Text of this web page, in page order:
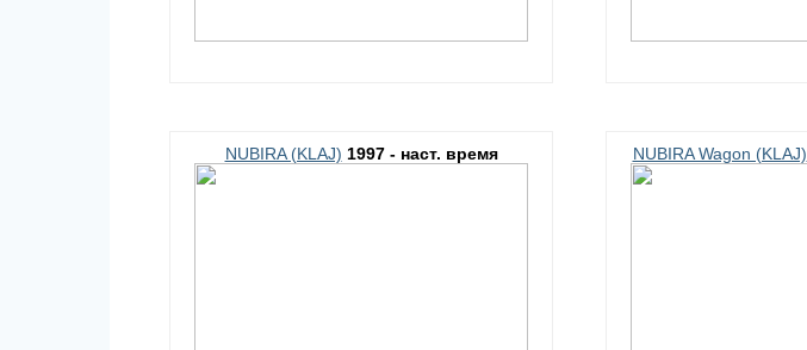
NUBIRA (KLAJ) 1997 - наст. время NUBIRA Wagon (KLAJ)